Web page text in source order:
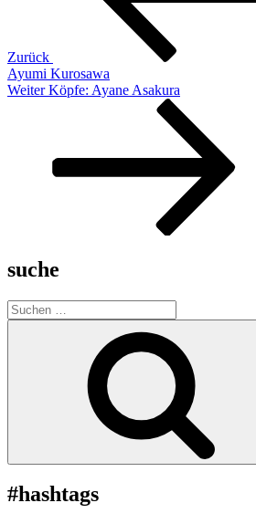
Zurück
Ayumi Kurosawa
Nächster
Weiter Köpfe: Ayane Asakura
suche
Suche
nach:
#hashtags